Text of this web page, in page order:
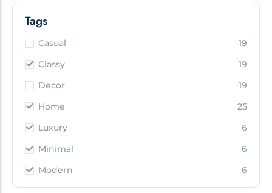
Tags
Casual
19
Classy
19
Decor
19
Home
25
Luxury
6
Minimal
6
Modern
6